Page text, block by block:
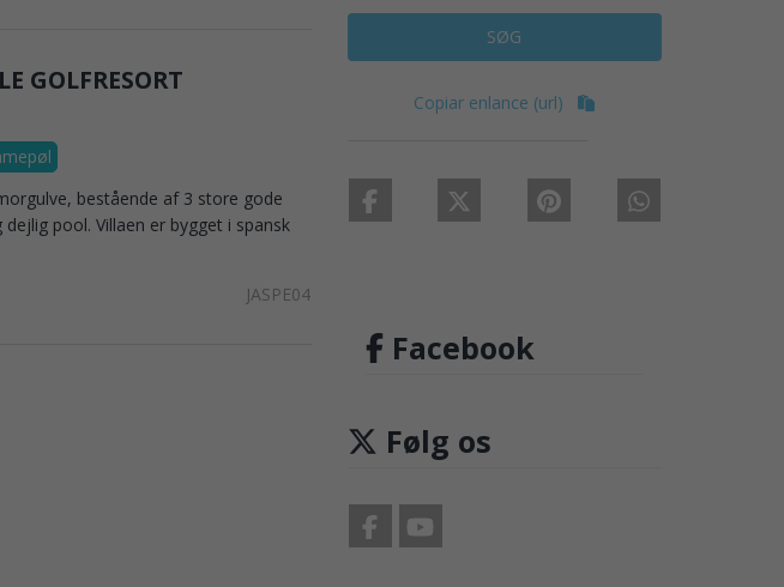
GOLFRESORT
bestående af 3 store gode
pool. Villaen er bygget i spansk
JASPE04
SØG
Copiar enlance (url)
Facebook
Følg os